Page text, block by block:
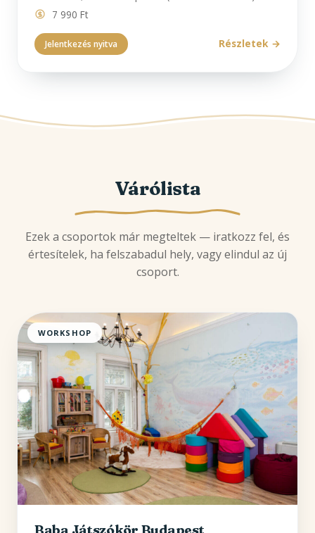
7 990 Ft
Jelentkezés nyitva Részletek
Várólista
Ezek a csoportok már megteltek — iratkozz fel, és
értesítelek, ha felszabadul hely, vagy elindul az új
csoport.
WORKSHOP
Baba Játszókör Budapest